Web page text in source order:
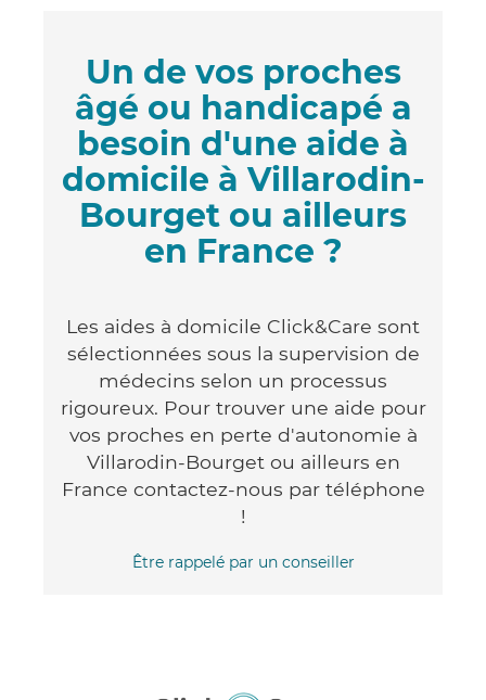
Un de vos proches
âgé ou handicapé a
besoin d'une aide à
domicile à Villarodin-
Bourget ou ailleurs
en France ?
Les aides à domicile Click&Care sont
sélectionnées sous la supervision de
médecins selon un processus
rigoureux. Pour trouver une aide pour
vos proches en perte d'autonomie à
Villarodin-Bourget ou ailleurs en
France contactez-nous par téléphone
!
Être rappelé par un conseiller